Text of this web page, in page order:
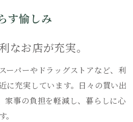
す愉しみ
なお店が充実。
ーパーやドラッグストアなど、利
に充実しています。日々の買い出
家事の負担を軽減し、暮らしに心